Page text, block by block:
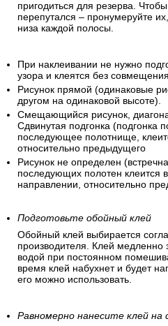
пригодиться для резерва.
перепутался – пронумеруйте
низа каждой полосы.
При наклеивании не нужно
узора и клеятся без
Рисунок прямой (одинаковые
другом на одинаковой высоте).
Смещающийся рисунок,
Сдвинутая подгонка (подгонка
последующее полотнище,
относительно предыдущего
Рисунок не определен
последующих полотен клеится
направлении, относительно
Подготовьте обойный клей
Обойный клей выбирается
производителя. Клей медленно
водой при постоянном
время клей набухнет и будет
его можно использовать.
Равномерно нанесите клей на